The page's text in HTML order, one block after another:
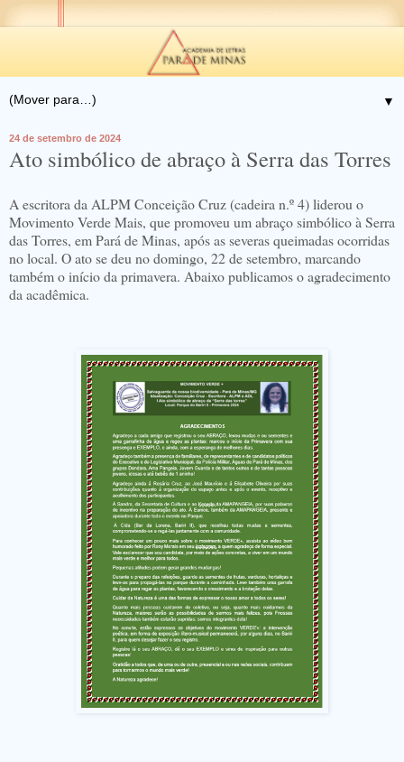
▼
24 de setembro de 2024
Ato simbólico de abraço à Serra das Torres
A escritora da ALPM Conceição Cruz (cadeira n.º 4) liderou o
Movimento Verde Mais, que promoveu um abraço simbólico à Serra
das Torres, em Pará de Minas, após as severas queimadas ocorridas
no local. O ato se deu no domingo, 22 de setembro, marcando
também o início da primavera. Abaixo publicamos o agradecimento
da acadêmica.